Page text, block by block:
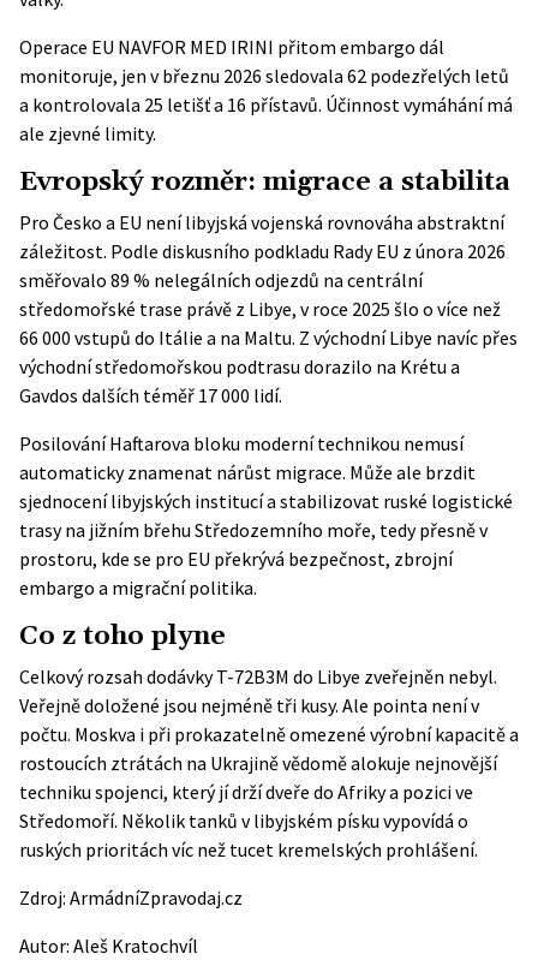
Operace EU NAVFOR MED IRINI přitom embargo dál
monitoruje, jen v březnu 2026 sledovala 62 podezřelých letů
a kontrolovala 25 letišť a 16 přístavů. Účinnost vymáhání má
ale zjevné limity.
Evropský rozměr: migrace a stabilita
Pro Česko a EU není libyjská vojenská rovnováha abstraktní
záležitost. Podle diskusního podkladu Rady EU z února 2026
směřovalo 89 % nelegálních odjezdů na centrální
středomořské trase právě z Libye, v roce 2025 šlo o více než
66 000 vstupů do Itálie a na Maltu. Z východní Libye navíc přes
východní středomořskou podtrasu dorazilo na Krétu a
Gavdos dalších téměř 17 000 lidí.
Posilování Haftarova bloku moderní technikou nemusí
automaticky znamenat nárůst migrace. Může ale brzdit
sjednocení libyjských institucí a stabilizovat ruské logistické
trasy na jižním břehu Středozemního moře, tedy přesně v
prostoru, kde se pro EU překrývá bezpečnost, zbrojní
embargo a migrační politika.
Co z toho plyne
Celkový rozsah dodávky T-72B3M do Libye zveřejněn nebyl.
Veřejně doložené jsou nejméně tři kusy. Ale pointa není v
počtu. Moskva i při prokazatelně omezené výrobní kapacitě a
rostoucích ztrátách na Ukrajině vědomě alokuje nejnovější
techniku spojenci, který jí drží dveře do Afriky a pozici ve
Středomoří. Několik tanků v libyjském písku vypovídá o
ruských prioritách víc než tucet kremelských prohlášení.
Zdroj: ArmádníZpravodaj.cz
Autor: Aleš Kratochvíl